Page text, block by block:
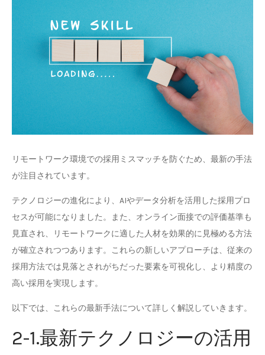
リモートワーク環境での採用ミスマッチを防ぐため、最新の手法
が注目されています。
テクノロジーの進化により、AIやデータ分析を活用した採用プロ
セスが可能になりました。また、オンライン面接での評価基準も
見直され、リモートワークに適した人材を効果的に見極める方法
が確立されつつあります。これらの新しいアプローチは、従来の
採用方法では見落とされがちだった要素を可視化し、より精度の
高い採用を実現します。
以下では、これらの最新手法について詳しく解説していきます。
2-1.最新テクノロジーの活用